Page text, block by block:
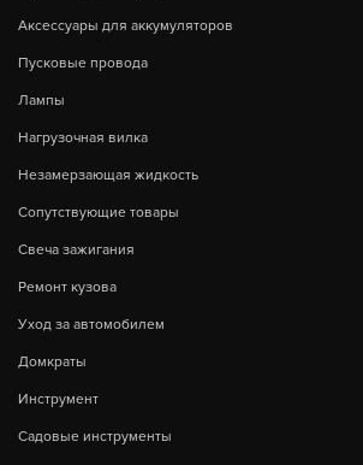
Аксессуары для аккумуляторов
Пусковые провода
Лампы
Нагрузочная вилка
Незамерзающая жидкость
Сопутствующие товары
Свеча зажигания
Ремонт кузова
Уход за автомобилем
Домкраты
Инструмент
Садовые инструменты